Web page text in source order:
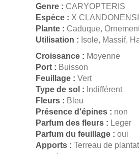
Genre : CARYOPTERIS
Espèce : X
Plante : Caduque,
Utilisation : Isole, Massif,
Croissance : Moyenne
Port : Buisson
Feuillage : Vert
Type de sol : Indifférent
Fleurs : Bleu
Présence d'épines : non
Parfum des fleurs : Leger
Parfum du feuillage : oui
Apports : Terreau de